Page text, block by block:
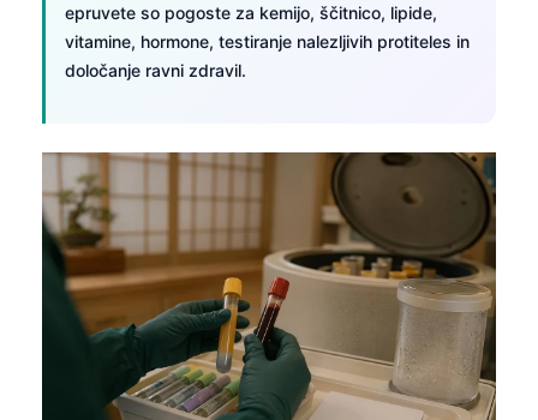
epruvete so pogoste za kemijo, ščitnico, lipide,
vitamine, hormone, testiranje nalezljivih protiteles in
določanje ravni zdravil.